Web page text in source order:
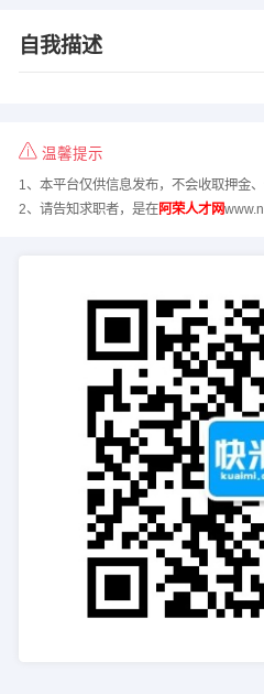
自我描述
温馨提示
1、本平台仅供信息发布，不会收取押金
2、请告知求职者，是在阿荣人才网